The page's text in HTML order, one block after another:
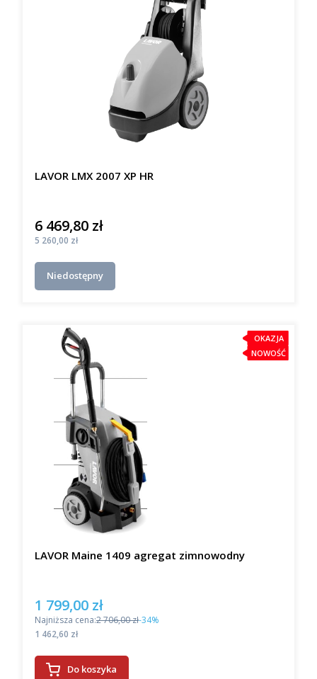
LAVOR LMX 2007 XP HR
Cena
6 469,80 zł
Cena
5 260,00 zł
Niedostępny
OKAZJA
NOWOŚĆ
LAVOR Maine 1409 agregat zimnowodny
Cena promocyjna
1 799,00 zł
Najniższa cena:2 706,00 zł-34%
Cena
1 462,60 zł
Do koszyka